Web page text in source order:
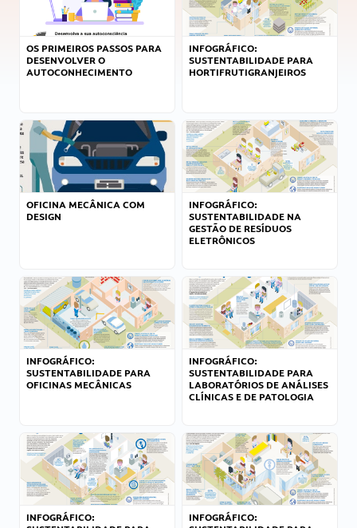
OS PRIMEIROS PASSOS PARA
DESENVOLVER O
AUTOCONHECIMENTO
INFOGRÁFICO:
SUSTENTABILIDADE PARA
HORTIFRUTIGRANJEIROS
OFICINA MECÂNICA COM
DESIGN
INFOGRÁFICO:
SUSTENTABILIDADE NA
GESTÃO DE RESÍDUOS
ELETRÔNICOS
INFOGRÁFICO:
SUSTENTABILIDADE PARA
OFICINAS MECÂNICAS
INFOGRÁFICO:
SUSTENTABILIDADE PARA
LABORATÓRIOS DE ANÁLISES
CLÍNICAS E DE PATOLOGIA
INFOGRÁFICO:
INFOGRÁFICO: